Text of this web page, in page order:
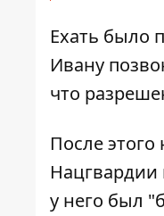
Ехать было
Ивану
что
После
Нацгвардии
у него был